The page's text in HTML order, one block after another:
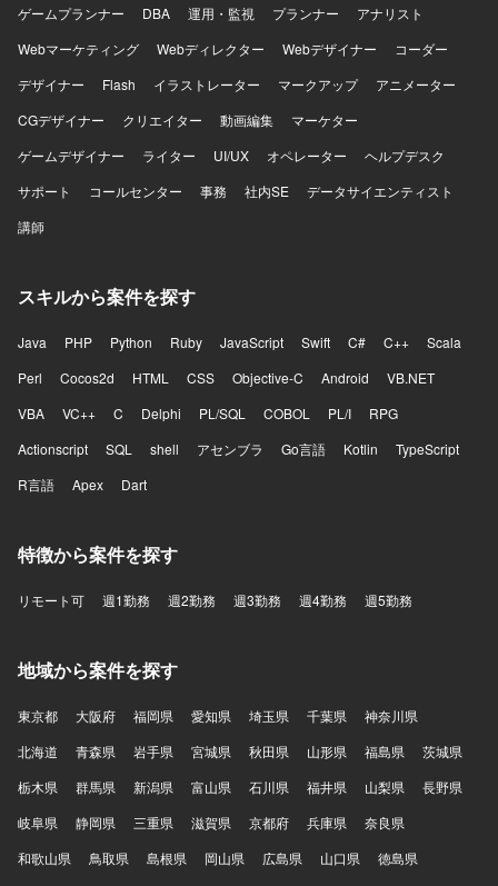
ゲームプランナー
DBA 運用・監視 プランナー
アナリスト
Webマーケティング
Webディレクター Webデザイナー
コーダー
デザイナー
Flash イラストレーター マークアップ
アニメーター
CGデザイナー
クリエイター 動画編集
マーケター
ゲームデザイナー
ライター UI/UX オペレーター
ヘルプデスク
サポート
コールセンター 事務 社内SE
データサイエンティスト
講師
スキルから案件を探す
Java PHP Python Ruby JavaScript Swift C# C++
Scala
Perl
Cocos2d HTML CSS Objective-C Android
VB.NET
VBA
VC++ C Delphi PL/SQL COBOL PL/I
RPG
Actionscript
SQL shell アセンブラ Go言語 Kotlin
TypeScript
R言語
Apex Dart
特徴から案件を探す
リモート可 週1勤務 週2勤務 週3勤務 週4勤務 週5勤務
地域から案件を探す
東京都 大阪府 福岡県 愛知県 埼玉県 千葉県
神奈川県
北海道
青森県 岩手県 宮城県 秋田県 山形県 福島県
茨城県
栃木県
群馬県 新潟県 富山県 石川県 福井県 山梨県
長野県
岐阜県
静岡県 三重県 滋賀県 京都府 兵庫県
奈良県
和歌山県
鳥取県 島根県 岡山県 広島県 山口県
徳島県